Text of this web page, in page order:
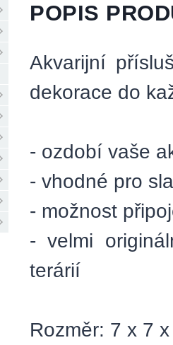
POPIS
Akvarijní
dekorace do
- ozdobí vaše
- vhodné pro
- možnost
- velmi
terárií
Rozměr: 7 x 7